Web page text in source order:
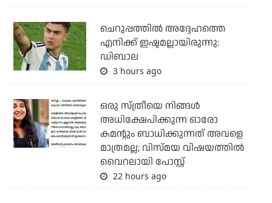
ചെറുപ്പത്തില്‍ അദ്ദേഹത്തെ
എനിക്ക് ഇഷ്ടമല്ലായിരുന്നു:
ഡിബാല
3 hours ago
ഒരു സ്ത്രീയെ നിങ്ങള്‍
അധിക്ഷേപിക്കുന്ന ഓരോ
കമന്റും ബാധിക്കുന്നത് അവളെ
മാത്രമല്ല; വിസ്മയ വിഷയത്തില്‍
വൈറലായി പോസ്റ്റ്
22 hours ago